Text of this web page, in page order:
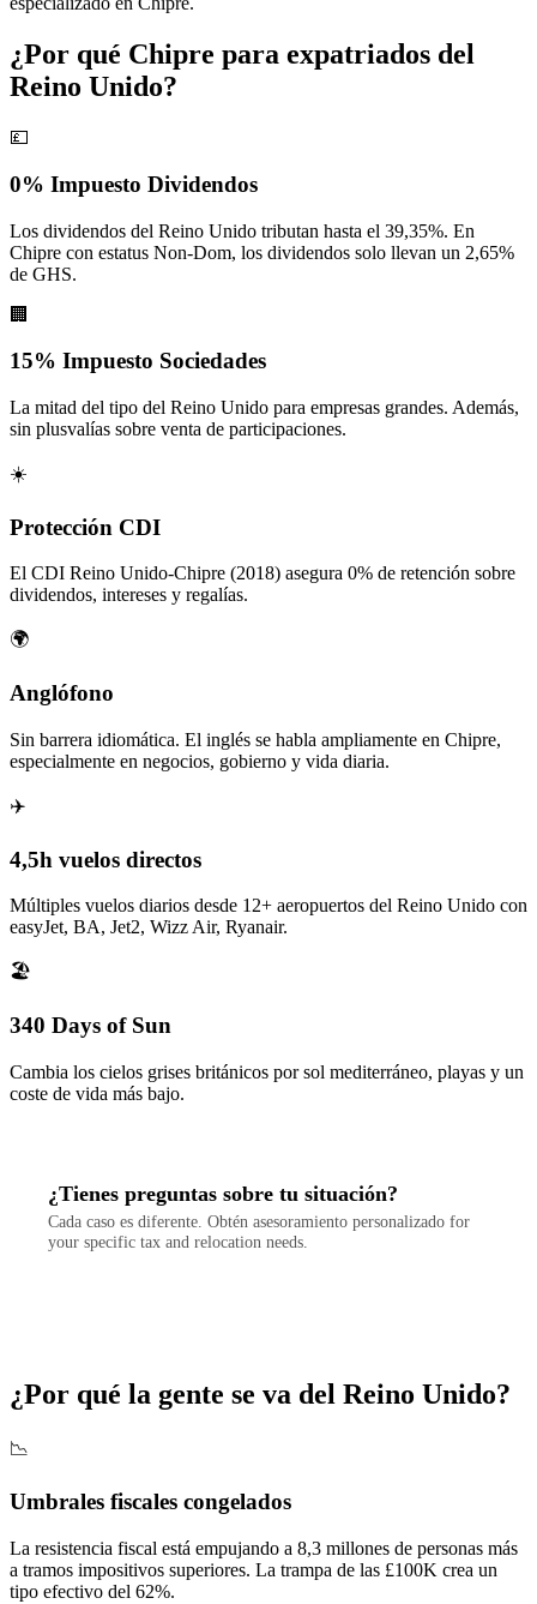
¿Por qué Chipre para expatriados del
Reino Unido?
💷
0% Impuesto Dividendos
Los dividendos del Reino Unido tributan hasta el 39,35%. En
Chipre con estatus Non-Dom, los dividendos solo llevan un 2,65%
de GHS.
🏢
15% Impuesto Sociedades
La mitad del tipo del Reino Unido para empresas grandes. Además,
sin plusvalías sobre venta de participaciones.
☀️
Protección CDI
El CDI Reino Unido-Chipre (2018) asegura 0% de retención sobre
dividendos, intereses y regalías.
🌍
Anglófono
Sin barrera idiomática. El inglés se habla ampliamente en Chipre,
especialmente en negocios, gobierno y vida diaria.
✈️
4,5h vuelos directos
Múltiples vuelos diarios desde 12+ aeropuertos del Reino Unido con
easyJet, BA, Jet2, Wizz Air, Ryanair.
🏖️
340 Days of Sun
Cambia los cielos grises británicos por sol mediterráneo, playas y un
coste de vida más bajo.
¿Tienes preguntas sobre tu situación?
Cada caso es diferente. Obtén asesoramiento personalizado for
your specific tax and relocation needs.
¿Por qué la gente se va del Reino Unido?
📉
Umbrales fiscales congelados
La resistencia fiscal está empujando a 8,3 millones de personas más
a tramos impositivos superiores. La trampa de las £100K crea un
tipo efectivo del 62%.